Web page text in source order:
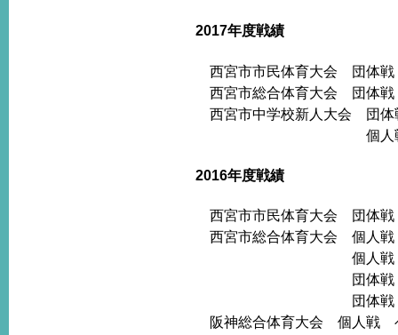
2017年度戦績
西宮市市民体育大会 団体
西宮市総合体育大会 団体
西宮市中学校新人大会 団
個人戦 ベスト８
2016年度戦績
西宮市市民体育大会 団体
西宮市総合体育大会 個人
個人戦 ベスト16
団体戦 上級の部
団体戦 上級２
阪神総合体育大会 個人戦